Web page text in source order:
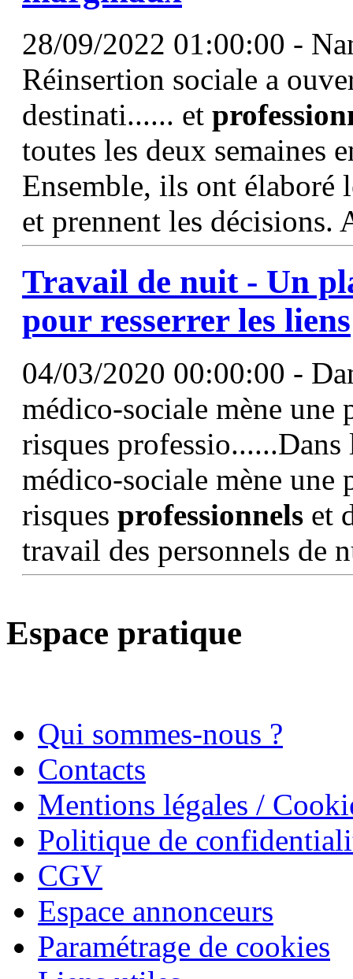
28/09/2022 01:00:00 -
Réinsertion sociale a
destinati...... et
toutes les deux semaines
Ensemble, ils ont
et prennent les décisions.
Travail de nuit - Un
pour resserrer les liens
04/03/2020 00:00:00 -
médico-sociale mène
risques professio......Dans
médico-sociale mène
risques professionnels et
travail des personnels de
Espace pratique
Qui sommes-nous ?
Contacts
Mentions légales /
Politique de
CGV
Espace annonceurs
Paramétrage de cookies